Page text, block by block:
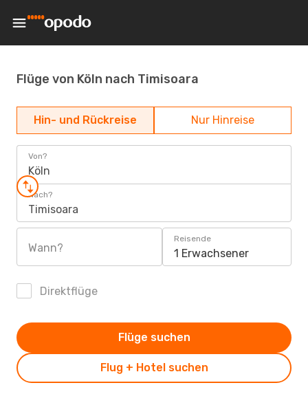
Flüge von Köln nach Timisoara
Hin- und Rückreise Nur Hinreise
Von?
Köln
Nach?
Timisoara
Wann?
Reisende
1 Erwachsener
Direktflüge
Flug + Hotel suchen
Flüge suchen